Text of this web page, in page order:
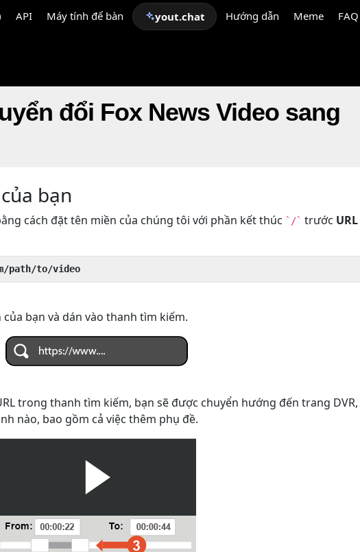
API Máy tính để bàn yout.chat Hướng dẫn Meme FAQ
đổi Fox News Video sang
bạn
cách đặt tên miền của chúng tôi với phần kết thúc `/` trước URL
path/to/video
bạn và dán vào thanh tìm kiếm.
trong thanh tìm kiếm, bạn sẽ được chuyển hướng đến trang
nào, bao gồm cả việc thêm phụ đề.